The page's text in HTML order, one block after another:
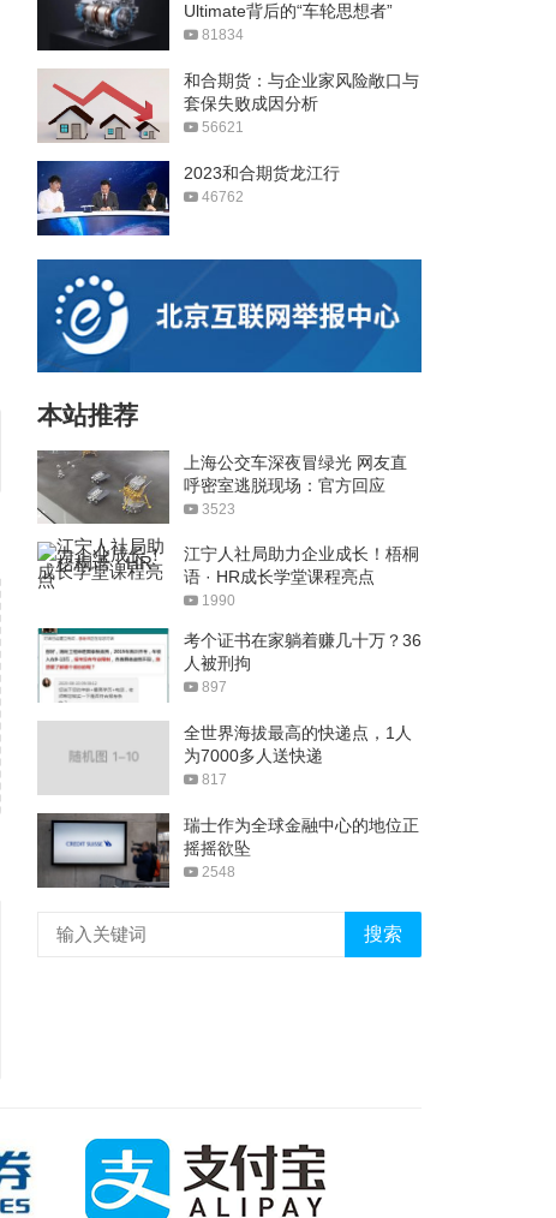
Ultimate背后的“车轮思想者”
81834
和合期货：与企业家风险敞口与
套保失败成因分析
56621
2023和合期货龙江行
46762
本站推荐
上海公交车深夜冒绿光 网友直
呼密室逃脱现场：官方回应
3523
江宁人社局助力企业成长！梧桐
语 · HR成长学堂课程亮点
1990
考个证书在家躺着赚几十万？36
人被刑拘
897
全世界海拔最高的快递点，1人
为7000多人送快递
817
瑞士作为全球金融中心的地位正
摇摇欲坠
2548
搜索